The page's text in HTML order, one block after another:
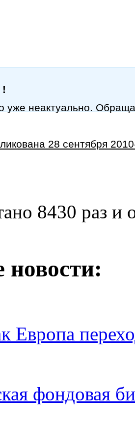
уже неактуально.
28 сентября
8430 раз и
новости:
Европа
фондовая